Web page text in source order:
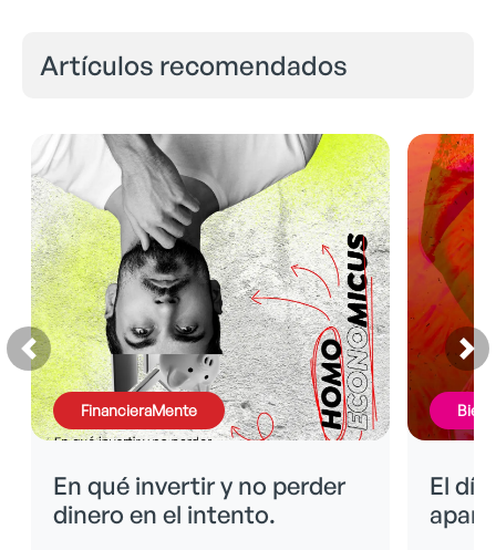
Artículos recomendados
FinancieraMente
En qué invertir y no perder
dinero en el intento.
El